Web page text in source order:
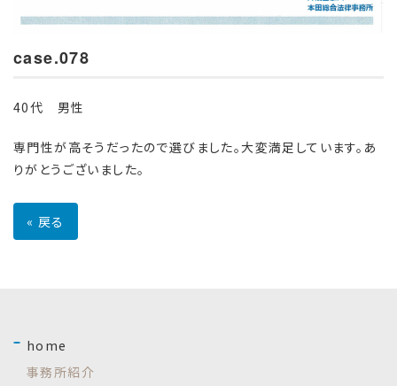
case.078
40代 男性
専門性が高そうだったので選びました。大変満足しています。あ
りがとうございました。
« 戻る
home
事務所紹介